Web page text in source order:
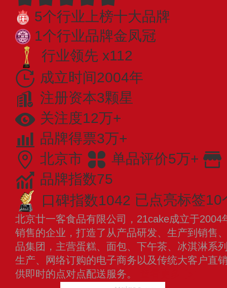
5个行业上榜十大品牌
1个行业品牌金凤冠
行业领先 x112
成立时间2004年
注册资本3颗星
关注度12万+
品牌得票3万+
北京市
单品评价5万+
品牌指数75
口碑指数1042 已点亮标签10
北京廿一客食品有限公司，21cake成立于
销售的企业，打造了从产品研发、生产到销售
品集团，主营蛋糕、面包、下午茶、冰淇淋系
生产、网络订购的电子商务以及传统大客户直
供即时的点对点配送服务。